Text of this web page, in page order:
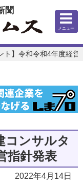
聞
メニュー
ト】令和令和4年度経営
コンサルタ
指針発表
2022年4月14日